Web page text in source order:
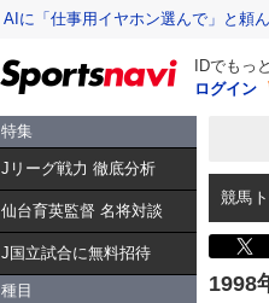
AIに「仕事用イヤホン選んで」と頼
IDでもっ
ログイン
特集
Jリーグ戦力 徹底分析
仙台育英監督 名将対談
J国立試合に無料招待
種目
競馬
1998